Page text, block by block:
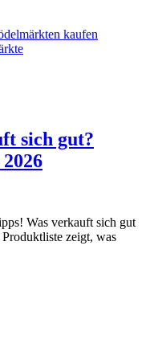
kaufen
sich gut?
Was verkauft sich gut
zeigt, was